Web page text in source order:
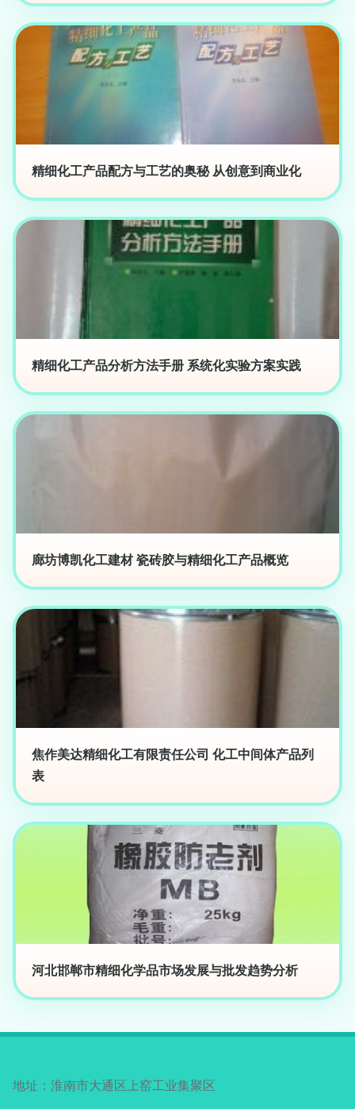
精细化工产品配方与工艺的奥秘 从创意到商业化
精细化工产品分析方法手册 系统化实验方案实践
廊坊博凯化工建材 瓷砖胶与精细化工产品概览
焦作美达精细化工有限责任公司 化工中间体产品列
表
河北邯郸市精细化学品市场发展与批发趋势分析
地址：淮南市大通区上窑工业集聚区